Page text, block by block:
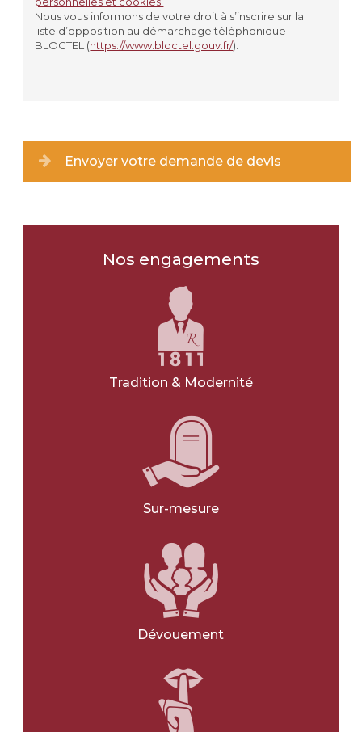
Prénom*
Nom*
Type de lieu
JE NE SAIS PAS
Nous vous informons de votre droit à s’inscrire sur la
liste d’opposition au démarchage téléphonique
BLOCTEL (https://www.bloctel.gouv.fr/).
Envoyer votre demande de devis
Nos engagements
Tradition & Modernité
Sur-mesure
Dévouement